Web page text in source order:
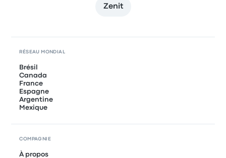
Zenit
RÉSEAU MONDIAL
Brésil
Canada
France
Espagne
Argentine
Mexique
COMPAGNIE
À propos